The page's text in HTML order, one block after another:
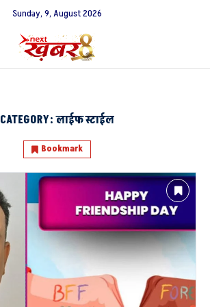
Sunday, 9, August 2026
CATEGORY: लाईफ स्टाईल
Bookmark